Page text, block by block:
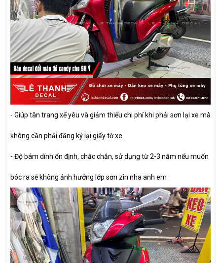
- Giúp tân trang xế yêu và giảm thiểu chi phí khi phải sơn lại xe mà
không cần phải đăng ký lại giấy tờ xe.
- Độ bám dính ổn định, chắc chắn, sử dụng từ 2-3 năm nếu muốn
bóc ra sẽ không ảnh hưởng lớp sơn zin nha anh em